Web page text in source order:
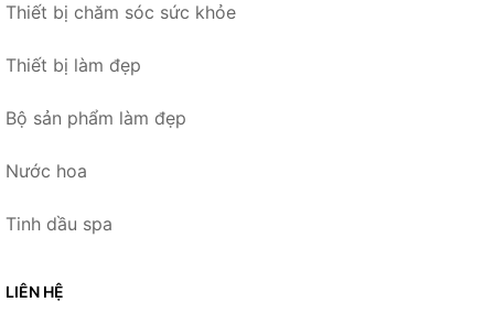
Thiết bị chăm sóc sức khỏe
Thiết bị làm đẹp
Bộ sản phẩm làm đẹp
Nước hoa
Tinh dầu spa
LIÊN HỆ